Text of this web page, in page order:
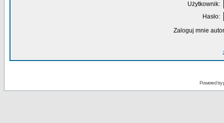
Użytkownik:
Hasło:
Zaloguj mnie
Powered by